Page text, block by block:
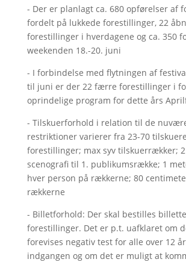
- Der er planlagt ca. 680 opførelser af
fordelt på lukkede forestillinger, 22
forestillinger i hverdagene og ca. 350
weekenden 18.-20. juni
- I forbindelse med flytningen af
til juni er der 22 færre forestillinger i
oprindelige program for dette års
- Tilskuerforhold i relation til de
restriktioner varierer fra 23-70
forestillinger; max syv tilskuerrækker;
scenografi til 1. publikumsrække; 1
hver person på rækkerne; 80
rækkerne
- Billetforhold: Der skal bestilles
forestillinger. Det er p.t. uafklaret om
forevises negativ test for alle over 12
indgangen og om det er muligt at